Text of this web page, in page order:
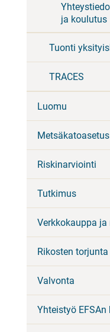
ja koulutus
Tuonti
TRACES
Luomu
Riskinarviointi
Tutkimus
Verkkokauppa
Rikosten torjunta
Valvonta
Yhteistyö EFSAn